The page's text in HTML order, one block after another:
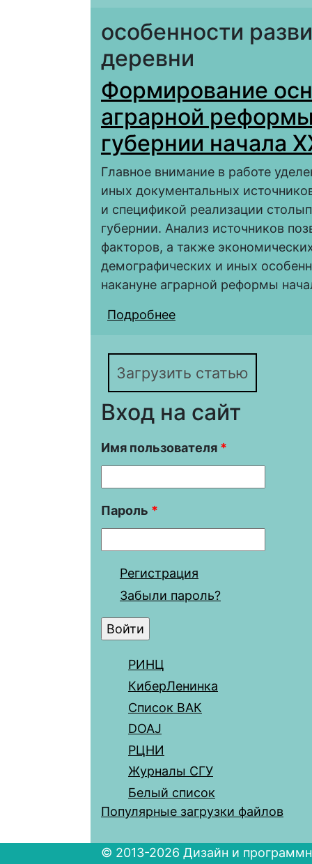
особенности
деревни
Формирование
аграрной
губернии начала
Главное внимание в работе
иных документальных
и спецификой реализации
губернии. Анализ источников
факторов, а также
демографических и иных
накануне аграрной реформы
Подробнее
Загрузить статью
Вход на сайт
Имя пользователя *
Пароль *
Регистрация
Забыли пароль?
РИНЦ
КиберЛенинка
Список ВАК
DOAJ
РЦНИ
Журналы СГУ
Белый список
Популярные загрузки файлов
© 2013-2026 Дизайн и